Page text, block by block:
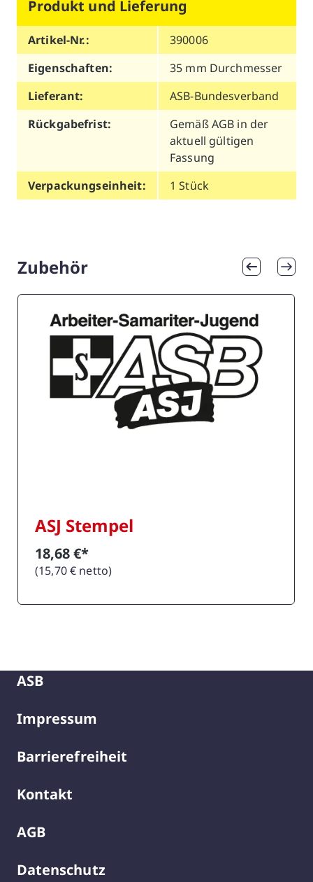
Produkt und Lieferung
Artikel-Nr.:
390006
Eigenschaften:
35 mm Durchmesser
Lieferant:
ASB-Bundesverband
Rückgabefrist:
Gemäß AGB in der
aktuell gültigen
Fassung
Verpackungseinheit:
1 Stück
Produktgalerie überspringen
Zubehör
ASJ Stempel
18,68 €*
(15,70 € netto)
ASB
Impressum
Barrierefreiheit
Kontakt
AGB
Datenschutz